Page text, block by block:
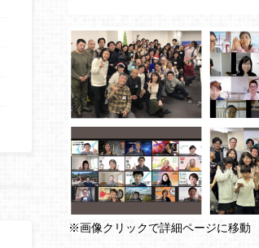
※画像クリックで詳細ページに移動